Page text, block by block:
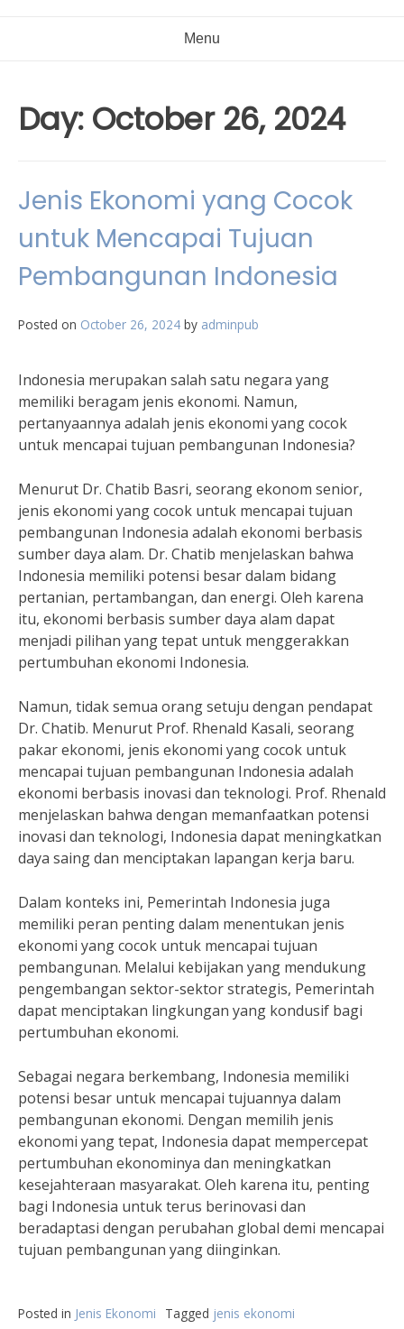
Menu
Day: October 26, 2024
Jenis Ekonomi yang Cocok
untuk Mencapai Tujuan
Pembangunan Indonesia
Posted on October 26, 2024 by adminpub
Indonesia merupakan salah satu negara yang
memiliki beragam jenis ekonomi. Namun,
pertanyaannya adalah jenis ekonomi yang cocok
untuk mencapai tujuan pembangunan Indonesia?
Menurut Dr. Chatib Basri, seorang ekonom senior,
jenis ekonomi yang cocok untuk mencapai tujuan
pembangunan Indonesia adalah ekonomi berbasis
sumber daya alam. Dr. Chatib menjelaskan bahwa
Indonesia memiliki potensi besar dalam bidang
pertanian, pertambangan, dan energi. Oleh karena
itu, ekonomi berbasis sumber daya alam dapat
menjadi pilihan yang tepat untuk menggerakkan
pertumbuhan ekonomi Indonesia.
Namun, tidak semua orang setuju dengan pendapat
Dr. Chatib. Menurut Prof. Rhenald Kasali, seorang
pakar ekonomi, jenis ekonomi yang cocok untuk
mencapai tujuan pembangunan Indonesia adalah
ekonomi berbasis inovasi dan teknologi. Prof. Rhenald
menjelaskan bahwa dengan memanfaatkan potensi
inovasi dan teknologi, Indonesia dapat meningkatkan
daya saing dan menciptakan lapangan kerja baru.
Dalam konteks ini, Pemerintah Indonesia juga
memiliki peran penting dalam menentukan jenis
ekonomi yang cocok untuk mencapai tujuan
pembangunan. Melalui kebijakan yang mendukung
pengembangan sektor-sektor strategis, Pemerintah
dapat menciptakan lingkungan yang kondusif bagi
pertumbuhan ekonomi.
Sebagai negara berkembang, Indonesia memiliki
potensi besar untuk mencapai tujuannya dalam
pembangunan ekonomi. Dengan memilih jenis
ekonomi yang tepat, Indonesia dapat mempercepat
pertumbuhan ekonominya dan meningkatkan
kesejahteraan masyarakat. Oleh karena itu, penting
bagi Indonesia untuk terus berinovasi dan
beradaptasi dengan perubahan global demi mencapai
tujuan pembangunan yang diinginkan.
Posted in Jenis Ekonomi Tagged jenis ekonomi